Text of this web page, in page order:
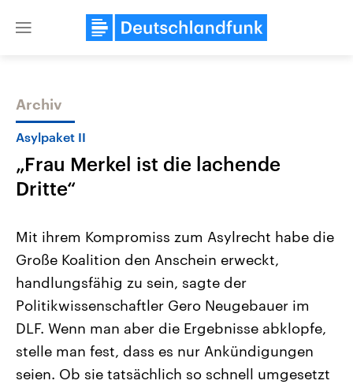
Close
Themen
Landtagswahl Sachsen-Anhalt
2026
Alle Informationen
Sachsen-Anhalt wählt am 6.
September 2026 einen neuen
Landtag. Seit 2021 wird das
Bundesland von einer Koalition aus
Umfragen, Prognosen,
USA
Aktuelle Beiträge,
Hintergründe
Wirtschaftlich und
gehören die Vereinigten
den mächtigsten Ländern
mit großem Einfluss auf
aktuelle Weltgeschehen.
Archiv
Asylpaket II
„Frau Merkel ist die lachende
Dritte“
Mit ihrem Kompromiss zum Asylrecht habe die
Große Koalition den Anschein erweckt,
handlungsfähig zu sein, sagte der
Politikwissenschaftler Gero Neugebauer im
DLF. Wenn man aber die Ergebnisse abklopfe,
stelle man fest, dass es nur Ankündigungen
seien. Ob sie tatsächlich so schnell umgesetzt